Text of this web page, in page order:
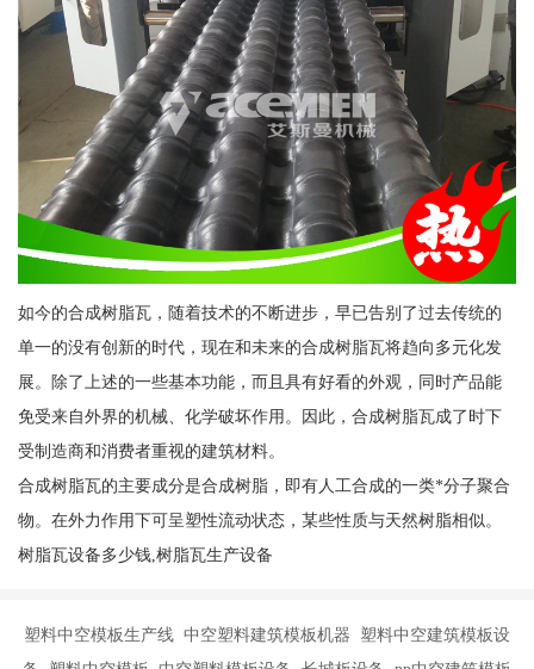
如今的合成树脂瓦，随着技术的不断进步，早已告别了过去传统的
单一的没有创新的时代，现在和未来的合成树脂瓦将趋向多元化发
展。除了上述的一些基本功能，而且具有好看的外观，同时产品能
免受来自外界的机械、化学破坏作用。因此，合成树脂瓦成了时下
受制造商和消费者重视的建筑材料。
合成树脂瓦的主要成分是合成树脂，即有人工合成的一类*分子聚合
物。在外力作用下可呈塑性流动状态，某些性质与天然树脂相似。
树脂瓦设备多少钱,树脂瓦生产设备
塑料中空模板生产线 中空塑料建筑模板机器 塑料中空建筑模板设